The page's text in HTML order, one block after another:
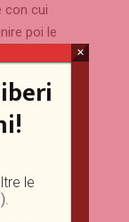
con cui
poi le
come
nel
e
l’attualità,
tra i
dello
in
le
).
×